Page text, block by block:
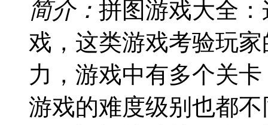
简介： 拼图游戏大全
戏，这类游戏考验玩
力，游戏中有多个关
游戏的难度级别也都